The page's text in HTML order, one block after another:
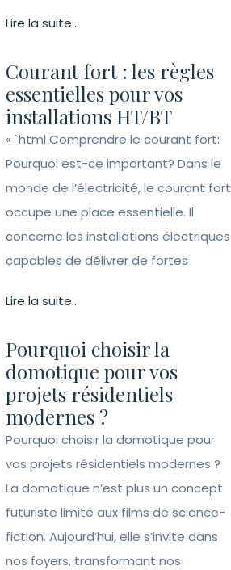
Lire la suite...
Courant fort : les règles
essentielles pour vos
installations HT/BT
« `html Comprendre le courant fort:
Pourquoi est-ce important? Dans le
monde de l’électricité, le courant fort
occupe une place essentielle. Il
concerne les installations électriques
capables de délivrer de fortes
Lire la suite...
Pourquoi choisir la
domotique pour vos
projets résidentiels
modernes ?
Pourquoi choisir la domotique pour
vos projets résidentiels modernes ?
La domotique n’est plus un concept
futuriste limité aux films de science-
fiction. Aujourd’hui, elle s’invite dans
nos foyers, transformant nos